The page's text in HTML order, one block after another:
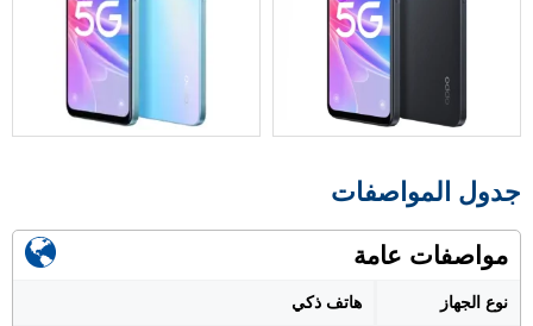
جدول المواصفات
مواصفات عامة
نوع الجهاز هاتف ذكي